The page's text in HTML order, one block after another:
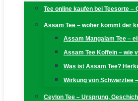
Tee online kaufen bei Teesorte
Assam Tee – woher kommt der
Assam Mangalam Tee –
Assam Tee Koffein – wie
Was ist Assam Tee?
Wirkung von Schwarztee
Ceylon Tee – Ursprung,